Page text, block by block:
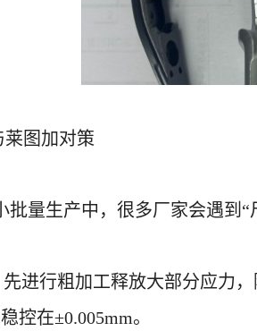
莱图加对策
量生产中，很多厂家会遇到“
先进行粗加工释放大部分应力
控在±0.005mm。